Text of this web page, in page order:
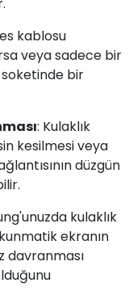
kablosu
veya sadece bir
bir
: Kulaklık
kesilmesi veya
düzgün
kulaklık
ekranın
davranması